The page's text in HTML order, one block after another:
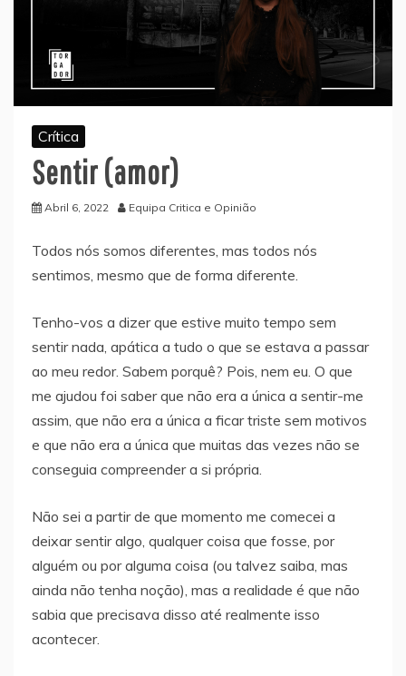
Crítica
Sentir (amor)
Abril 6, 2022 Equipa Critica e Opinião
Todos nós somos diferentes, mas todos nós
sentimos, mesmo que de forma diferente.
Tenho-vos a dizer que estive muito tempo sem
sentir nada, apática a tudo o que se estava a passar
ao meu redor. Sabem porquê? Pois, nem eu. O que
me ajudou foi saber que não era a única a sentir-me
assim, que não era a única a ficar triste sem motivos
e que não era a única que muitas das vezes não se
conseguia compreender a si própria.
Não sei a partir de que momento me comecei a
deixar sentir algo, qualquer coisa que fosse, por
alguém ou por alguma coisa (ou talvez saiba, mas
ainda não tenha noção), mas a realidade é que não
sabia que precisava disso até realmente isso
acontecer.